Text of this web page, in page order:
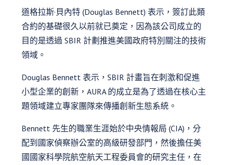
道格拉斯·貝內特 (Douglas Bennett) 表示，簽訂此類
合約的基礎很久以前就已奠定，因為該公司成立的
目的是透過 SBIR 計劃推進美國政府特別關注的技術
領域。
Douglas Bennett 表示，SBIR 計畫旨在刺激和促進
小型企業的創新，AURA 的成立是為了透過在核心主
題領域建立專家團隊來傳播創新生態系統。
Bennett 先生的職業生涯始於中央情報局 (CIA)，分
配到國家偵察辦公室的高級研發部門，然後擔任美
國國家科學院航空航天工程委員會的研究主任，在